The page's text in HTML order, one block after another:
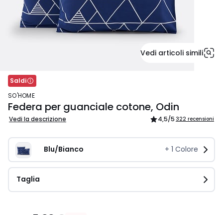
Vedi articoli simili
Saldi
SO'HOME
Federa per guanciale cotone, Odin
Vedi la descrizione 4,5/5 322 recensioni
Blu/Bianco + 1 Colore
Taglia